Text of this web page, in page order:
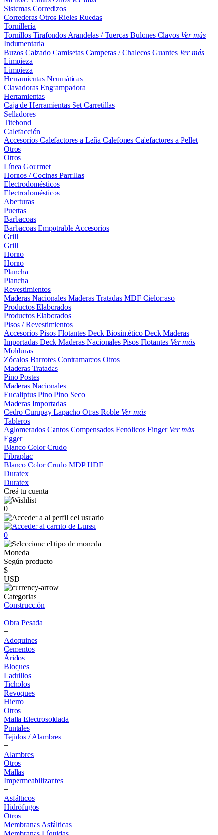
Sistemas Corredizos
Correderas Otros Rieles Ruedas
Tornillería
Tornillos Tirafondos Arandelas / Tuercas Bulones Clavos Ver más
Indumentaria
Buzos Calzado Camisetas Camperas / Chalecos Guantes Ver más
Limpieza
Limpieza
Herramientas Neumáticas
Clavadoras Engrampadora
Herramientas
Caja de Herramientas Set Carretillas
Selladores
Titebond
Calefacción
Accesorios Calefactores a Leña Calefones Calefactores a Pellet
Otros
Otros
Línea Gourmet
Hornos / Cocinas Parrillas
Electrodomésticos
Electrodomésticos
Aberturas
Puertas
Barbacoas
Barbacoas Empotrable Accesorios
Grill
Grill
Horno
Horno
Plancha
Plancha
Revestimientos
Maderas Nacionales Maderas Tratadas MDF Cielorraso
Productos Elaborados
Productos Elaborados
Pisos / Revestimientos
Accesorios Pisos Flotantes Deck Biosintético Deck Maderas
Importadas Deck Maderas Nacionales Pisos Flotantes Ver más
Molduras
Zócalos Barrotes Contramarcos Otros
Maderas Tratadas
Pino Postes
Maderas Nacionales
Eucaliptus Pino Pino Seco
Maderas Importadas
Cedro Curupay Lapacho Otras Roble Ver más
Tableros
Aglomerados Cantos Compensados Fenólicos Finger Ver más
Egger
Blanco ColorCrudo
Fibraplac
Blanco ColorCrudo MDPHDF
Duratex
Duratex
Creá tu cuenta
0
0
Moneda
Según producto
$
USD
Categorias
Construcción
+
Obra Pesada
+
Adoquines
Cementos
Áridos
Bloques
Ladrillos
Ticholos
Revoques
Hierro
Otros
Malla Electrosoldada
Puntales
Tejidos / Alambres
+
Alambres
Otros
Mallas
Impermeabilizantes
+
Asfálticos
Hidrófugos
Otros
Membranas Asfálticas
Membranas Líquidas